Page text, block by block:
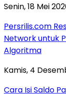
Senin, 18 Mei
Persrilis.com
Network untuk
Algoritma
Kamis, 4
Cara Isi Saldo